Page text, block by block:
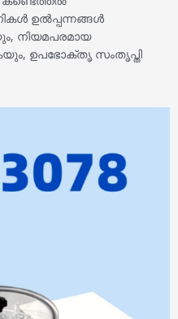
ഉൽപ്പന്നങ്ങൾ
നിയമപരമായ
ഉപഭോക്തൃ സംതൃപ്തി